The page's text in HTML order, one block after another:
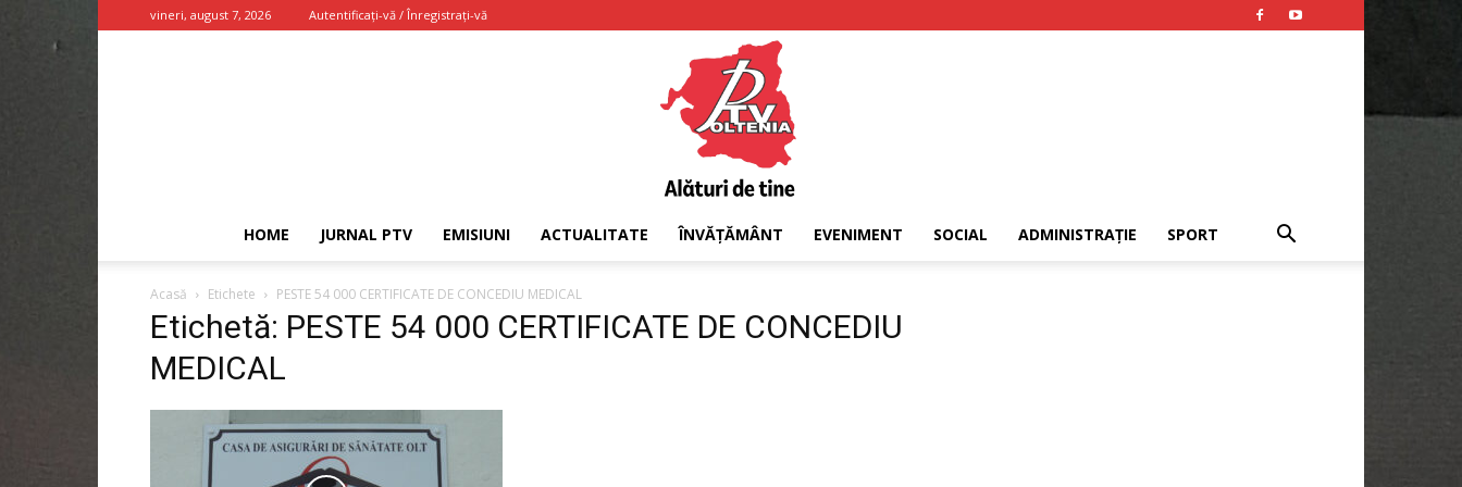
vineri, august 7, 2026 Autentificați-vă / Înregistrați-vă
HOME JURNAL PTV EMISIUNI ACTUALITATE ÎNVĂȚĂMÂNT EVENIMENT SOCIAL ADMINISTRAȚIE SPORT
Acasă Etichete PESTE 54 000 CERTIFICATE DE CONCEDIU MEDICAL
Etichetă: PESTE 54 000 CERTIFICATE DE CONCEDIU
MEDICAL